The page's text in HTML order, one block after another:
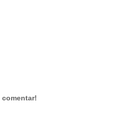
comentar!